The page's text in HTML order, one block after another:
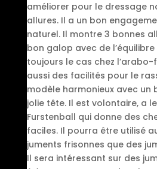
améliorer pour le dressage
allures. Il a un bon
naturel. Il montre 3 bonnes
bon galop avec de l’équilibre
toujours le cas chez l’arabo-
aussi des facilités pour le
modèle harmonieux avec un
jolie tête. Il est volontaire, a
Furstenball qui donne des
faciles. Il pourra être utilisé
juments frisonnes que des
Il sera intéressant sur des